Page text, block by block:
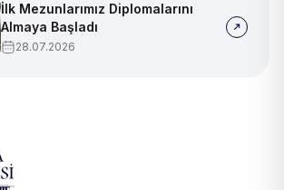
İlk Mezunlarımız Diplomalarını
Almaya Başladı
28.07.2026